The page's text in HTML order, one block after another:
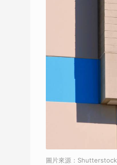
圖片來源：Shutterstock